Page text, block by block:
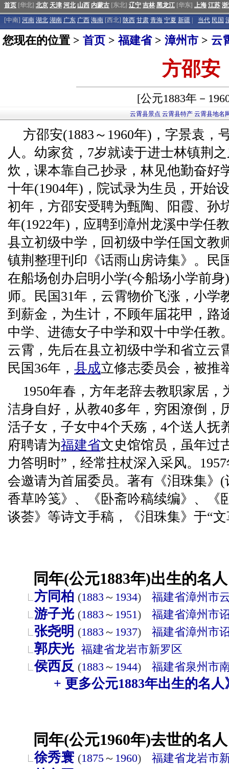
首页 [华北] 北京 天津 河北 山西 内蒙古 [东北] 辽宁 吉林 黑龙江 [华东] 上海 江苏
[中南] 河南 湖北 湖南 广东 广西 海南 [西北] 陕西 甘肃 青海 宁夏 新疆 当代 民国
您现在的位置 > 首页 >福建省> 漳州市 > 云
方邵安
[公元1883年－
云霄县景点 云霄县特产 云霄县地名
方邵安(1883～1960年)，字景袁，
人。幼家贫，7岁就读于进士林镇荆
炊，课本靠自己抄录，林见他勤奋好
十年(1904年)，院试录为生员，开始
初年，方邵安受聘为甄陶、阳霞、孙
年(1922年)，应聘到漳州龙溪中学任
县立初级中学，回初级中学任国文教
镇荆整理刊印《话雨山房诗集》。民
在船场创办启明小学(今船场小学前
师。民国31年，云霄物价飞涨，小学
到薪金，为生计，不顾年届花甲，路
中学、进德女子中学和双十中学任教
云霄，先后在县立初级中学和省立云
民国36年， 县成立修志委员会，被推
1950年春，方年老辞去教职家居
洁身自好，从教40多年，穷困潦倒，
活子女，子女中4个夭殇，4个送人抚
府聘请为福建省文史馆馆员，虽年过
力答明时”，经常拄杖深入采风。
会邀请为首届委员。著有《泪珠集》
香草吟笺》、《卧斋吟稿续编》、《
谈荟》等诗文手稿，《泪珠集》于“
同年(公元1883年)出生的名
方同柏 (1883 ～ 1934) 福建省漳州市
游子光 (1883 ～ 1951) 福建省漳州市
张尧明 (1883 ～ 1937) 福建省漳州市
郭庆光 福建省龙岩市新罗区
侯西反 (1883 ～ 1944) 福建省泉州市
+ 更多公元1883年出生的名人
同年(公元1960年)去世的名
徐秀寰 (1875～ 1960) 福建省龙岩市